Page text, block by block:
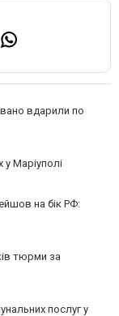
вдарили по
у Маріуполі
на бік РФ:
тюрми за
послуг у